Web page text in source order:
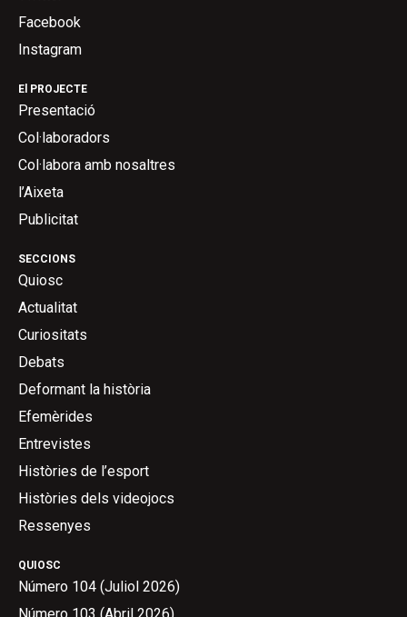
QUIOSC
Número 104 (Juliol 2026)
SECCIONS
Quiosc
Actualitat
Curiositats
Debats
Deformant la història
Efemèrides
Entrevistes
Històries de l’esport
Històries dels videojocs
Ressenyes
El PROJECTE
Presentació
Col·laboradors
Col·labora amb nosaltres
l’Aixeta
Publicitat
Facebook
Instagram